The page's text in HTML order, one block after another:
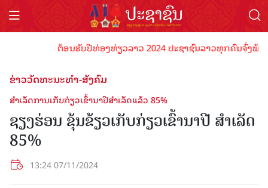
ຕ້ອນຮັບປີທ່ອງທ່ຽວລາວ 2024 ປະຊາຊົນລາວທຸກຄົນຈົ່ງພ້ອ
ຂ່າວວັດທະນະທຳ-ສັງຄົມ
ສໍາເລັດການເກັບກ່ຽວເຂົ້ານາປີສຳເລັດແລ້ວ 85%
ຊຽງຮ່ອນ ຂຸ້ນຂ້ຽວເກັບກ່ຽວເຂົ້ານາປີ ສໍາເລັດ
85%
13:24 07/11/2024